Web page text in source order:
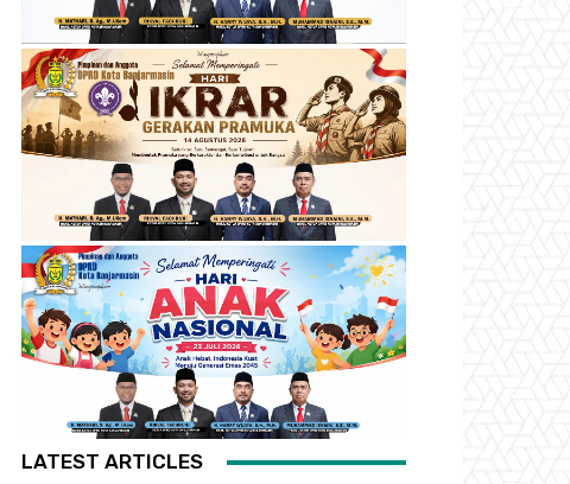
LATEST ARTICLES